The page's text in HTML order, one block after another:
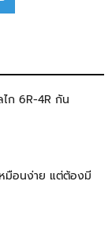
ก 6R-4R กัน
มือนง่าย แต่ต้องมี